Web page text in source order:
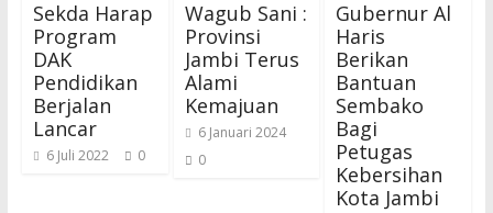
Sekda Harap
Program
DAK
Pendidikan
Berjalan
Lancar
6 Juli 2022 0
Wagub Sani :
Provinsi
Jambi Terus
Alami
Kemajuan
6 Januari 2024
0
Gubernur Al
Haris
Berikan
Bantuan
Sembako
Bagi
Petugas
Kebersihan
Kota Jambi